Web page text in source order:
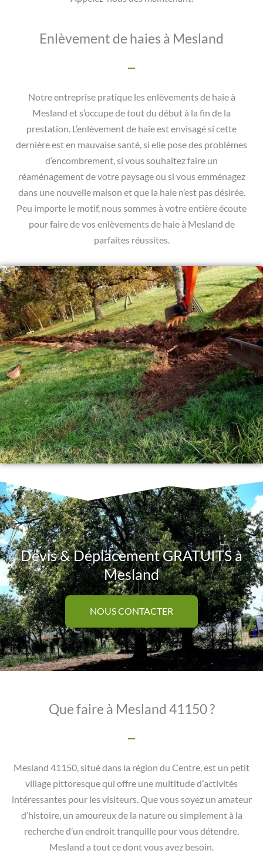
Enlèvement de haies à Mesland
Notre entreprise pratique les enlèvements de haie à
Mesland et s’occupe de tout du début à la fin de la
prestation. L’enlèvement de haie est envisagé si cette
dernière est en mauvaise santé, si elle pose des problèmes
d’encombrement, si vous souhaitez faire un
réaménagement de votre paysage ou si vous emménagez
dans une nouvelle maison et que la haie n’est pas désirée.
Peu importe le motif, nous sommes à votre entière écoute
pour faire de vos enlèvements de haie à Mesland de
parfaites réussites.
Devis & Déplacement GRATUITS à
Mesland
NOUS CONTACTER
Que faire à Mesland 41150 ?
Mesland 41150, situé dans la région du Centre, est un petit
village pittoresque qui offre une multitude d’activités
intéressantes pour les visiteurs. Que vous soyez un amateur
d’histoire, un amoureux de la nature ou simplement à la
recherche d’un endroit tranquille pour vous détendre,
Mesland a tout ce dont vous avez besoin.